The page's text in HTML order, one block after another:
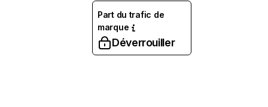
Part du trafic de
marque
Déverrouiller